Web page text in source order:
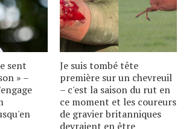
sent
» –
Je suis tombé tête
première sur un chevreuil
– c'est la saison du rut en
ce moment et les coureurs
de gravier britanniques
devraient en être